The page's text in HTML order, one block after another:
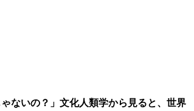
ないの？」文化人類学から見ると、世界